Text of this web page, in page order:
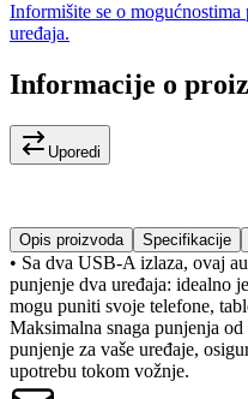
Informišite se o
uređaja.
Informacije o
Uporedi
Opis proizvoda Specifikacije
• Sa dva USB-A izlaza, ovaj
punjenje dva uređaja: idealno
mogu puniti svoje telefone,
Maksimalna snaga punjenja
punjenje za vaše uređaje,
upotrebu tokom vožnje.